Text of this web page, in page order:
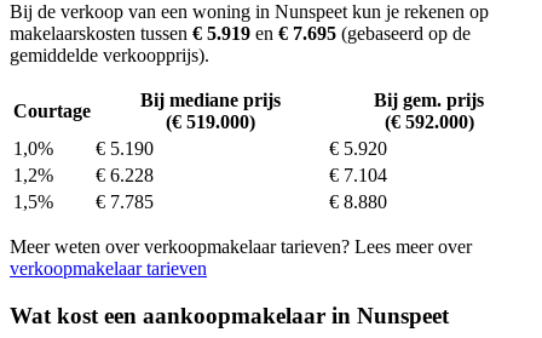
Bij de verkoop van een woning in Nunspeet kun je rekenen op
makelaarskosten tussen € 5.919 en € 7.695 (gebaseerd op de
gemiddelde verkoopprijs).
Courtage
Bij mediane prijs
(€ 519.000)
Bij gem. prijs
(€ 592.000)
1,0%
€ 5.190
€ 5.920
1,2%
€ 6.228
€ 7.104
1,5%
€ 7.785 € 8.880
Meer weten over verkoopmakelaar tarieven? Lees meer over
verkoopmakelaar tarieven
Wat kost een aankoopmakelaar in Nunspeet